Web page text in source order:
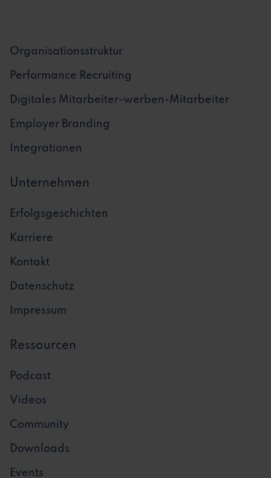
Organisationsstruktur
Performance Recruiting
Digitales Mitarbeiter-werben-Mitarbeiter
Employer Branding
Integrationen
Unternehmen
Erfolgsgeschichten
Karriere
Kontakt
Datenschutz
Impressum
Ressourcen
Podcast
Videos
Community
Downloads
Events